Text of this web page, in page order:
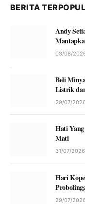
BERITA
Andy
03/08/
Beli
Listrik
29/07/
Hati
Mati
31/07/
Hari
29/07/